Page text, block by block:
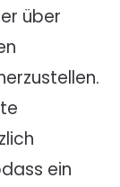
über
ein